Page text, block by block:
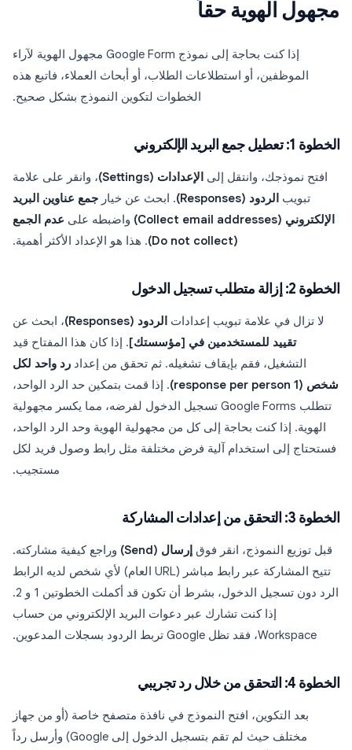
مجهول الهوية حقاً
إذا كنت بحاجة إلى نموذج Google Form مجهول الهوية لآراء
الموظفين، أو استطلاعات الطلاب، أو أبحاث العملاء، فاتبع هذه
الخطوات لتكوين النموذج بشكل صحيح.
الخطوة 1: تعطيل جمع البريد الإلكتروني
افتح نموذجك، وانتقل إلى الإعدادات (Settings)
، وانقر على علامة
تبويب الردود (Responses) . ابحث عن خيار جمع عناوين البريد
الإلكتروني (Collect email addresses)
واضبطه على عدم الجمع
(Do not collect)
. هذا هو الإعداد الأكثر أهمية.
الخطوة 2: إزالة متطلب تسجيل الدخول
لا تزال في علامة تبويب إعدادات الردود (Responses)
، ابحث عن
تقييد للمستخدمين في [مؤسستك]. إذا كان هذا المفتاح قيد
التشغيل، فقم بإيقاف تشغيله. ثم تحقق من إعداد رد واحد لكل
شخص (1 response per person)
. إذا قمت بتمكين حد الرد الواحد،
تتطلب Google Forms تسجيل الدخول لفرضه، مما يكسر مجهولية
الهوية. إذا كنت بحاجة إلى كل من مجهولية الهوية وحد الرد الواحد،
فستحتاج إلى استخدام آلية فرض مختلفة مثل رابط وصول فريد لكل
مستجيب.
الخطوة 3: التحقق من إعدادات المشاركة
قبل توزيع النموذج، انقر فوق إرسال (Send)
وراجع كيفية مشاركته.
تتيح المشاركة عبر رابط مباشر (URL العام) لأي شخص لديه الرابط
الرد دون تسجيل الدخول، بشرط أن تكون قد أكملت الخطوتين 1 و 2.
إذا كنت تشارك عبر دعوات البريد الإلكتروني من حساب
Workspace، فقد تظل Google تربط الردود بسجلات المدعوين.
الخطوة 4: التحقق من خلال رد تجريبي
بعد التكوين، افتح النموذج في نافذة متصفح خاصة (أو من جهاز
مختلف حيث لم تقم بتسجيل الدخول إلى Google) وأرسل رداً